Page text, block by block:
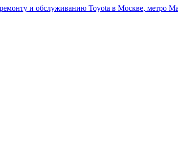
и обслуживанию Toyota в Москве, метро